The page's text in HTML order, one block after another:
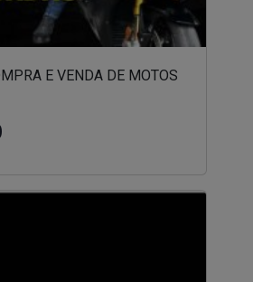
E VENDA DE MOTOS